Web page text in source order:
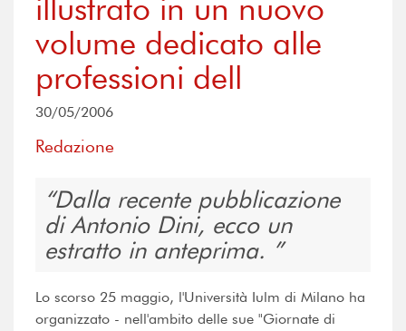
illustrato in un nuovo
volume dedicato alle
professioni dell
30/05/2006
Redazione
Dalla recente pubblicazione
di Antonio Dini, ecco un
estratto in anteprima.
Lo scorso 25 maggio, l'Università Iulm di Milano ha
organizzato - nell'ambito delle sue "Giornate di